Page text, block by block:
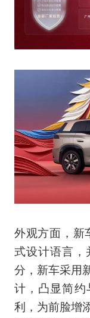
外观方面，新
式设计语言，
分，新车采用
计，凸显简约
利，为前脸增